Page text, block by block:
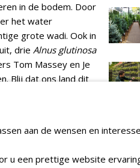
in de bodem. Door
het water
grote wadi. Ook in
drie Alnus glutinosa
Tom Massey en Je
Blij dat ons land dit
Flower Show
aan de wensen en
u een prettige website